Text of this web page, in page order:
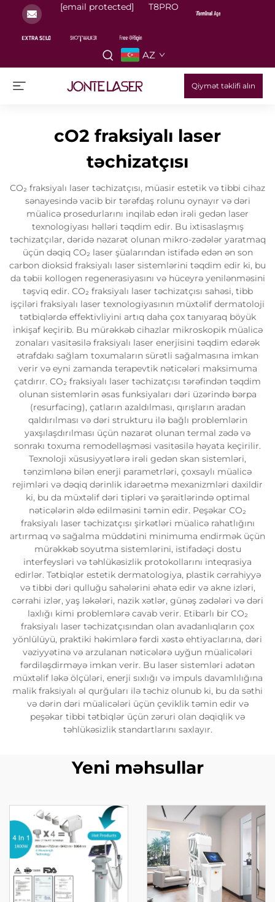
[email protected] T8PRO
AZ
Qiymət təklifi alın
cO2 fraksiyalı laser
təchizatçısı
CO₂ fraksiyalı laser təchizatçısı, müasir estetik və tibbi cihaz
sənayesində vacib bir tərəfdaş rolunu oynayır və dəri
müalicə prosedurlarını inqilab edən irəli gedən laser
texnologiyası həlləri təqdim edir. Bu ixtisaslaşmış
təchizatçılar, dəridə nəzarət olunan mikro-zədələr yaratmaq
üçün dəqiq CO₂ laser şüalarından istifadə edən ən son
carbon dioksid fraksiyalı laser sistemlərini təqdim edir ki, bu
da təbii kollogen regenerasiyasını və hüceyrə yenilənməsini
təşviq edir. CO₂ fraksiyalı laser təchizatçısı sahəsi, tibb
işçiləri fraksiyalı laser texnologiyasının müxtəlif dermatoloji
tətbiqlərdə effektivliyini artıq daha çox tanıyaraq böyük
inkişaf keçirib. Bu mürəkkəb cihazlar mikroskopik müalicə
zonaları vasitəsilə fraksiyalı laser enerjisini təqdim edərək
ətrafdakı sağlam toxumaların sürətli sağalmasına imkan
verir və eyni zamanda terapevtik nəticələri maksimuma
çatdırır. CO₂ fraksiyalı laser təchizatçısı tərəfindən təqdim
olunan sistemlərin əsas funksiyaları dəri üzərində bərpa
(resurfacing), çatların azaldılması, qırışların aradan
qaldırılması və dəri strukturu ilə bağlı problemlərin
yaxşılaşdırılması üçün nəzarət olunan termal zədə və
sonrakı toxuma remodelləşməsi vasitəsilə həyata keçirilir.
Texnoloji xüsusiyyətlərə irəli gedən skan sistemləri,
tənzimlənə bilən enerji parametrləri, çoxsaylı müalicə
rejimləri və dəqiq dərinlik idarəetmə mexanizmləri daxildir
ki, bu da müxtəlif dəri tipləri və şəraitlərində optimal
nəticələrin əldə edilməsini təmin edir. Peşəkar CO₂
fraksiyalı laser təchizatçısı şirkətləri müalicə rahatlığını
artırmaq və sağalma müddətini minimuma endirmək üçün
mürəkkəb soyutma sistemlərini, istifadəçi dostu
interfeysləri və təhlükəsizlik protokollarını inteqrasiya
edirlər. Tətbiqlər estetik dermatologiya, plastik cərrahiyyə
və tibbi dəri qulluğu sahələrini əhatə edir və akne izləri,
cərrahi izlər, yaş ləkələri, nazik xətlər, günəş zədələri və dəri
laxlığı kimi problemlərə cavab verir. Etibarlı bir CO₂
fraksiyalı laser təchizatçısından olan avadanlıqların çox
yönlülüyü, praktiki həkimlərə fərdi xəstə ehtiyaclarına, dəri
vəziyyətinə və arzulanan nəticələrə uyğun müalicələri
fərdiləşdirməyə imkan verir. Bu laser sistemləri adətən
müxtəlif ləkə ölçüləri, enerji sıxlığı və impuls davamlılığına
malik fraksiyalı əl qurğuları ilə təchiz olunub ki, bu da səthi
və dərin dəri müalicələri üçün çeviklik təmin edir və
peşəkar tibbi tətbiqlər üçün zəruri olan dəqiqlik və
təhlükəsizlik standartlarını saxlayır.
Yeni məhsullar